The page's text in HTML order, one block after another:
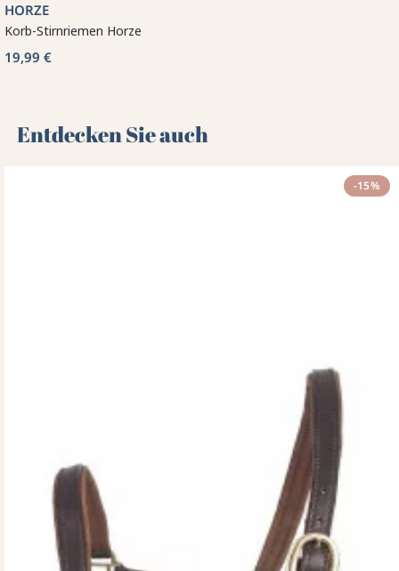
HORZE
Korb-Stirnriemen Horze
19,99 €
Entdecken Sie auch 🌻
-15%